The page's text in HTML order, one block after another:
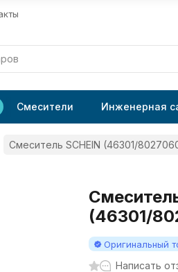
Смесители Инженерная
Смеситель SCHEIN (46301/
(46301/
Оригинальный
Написать